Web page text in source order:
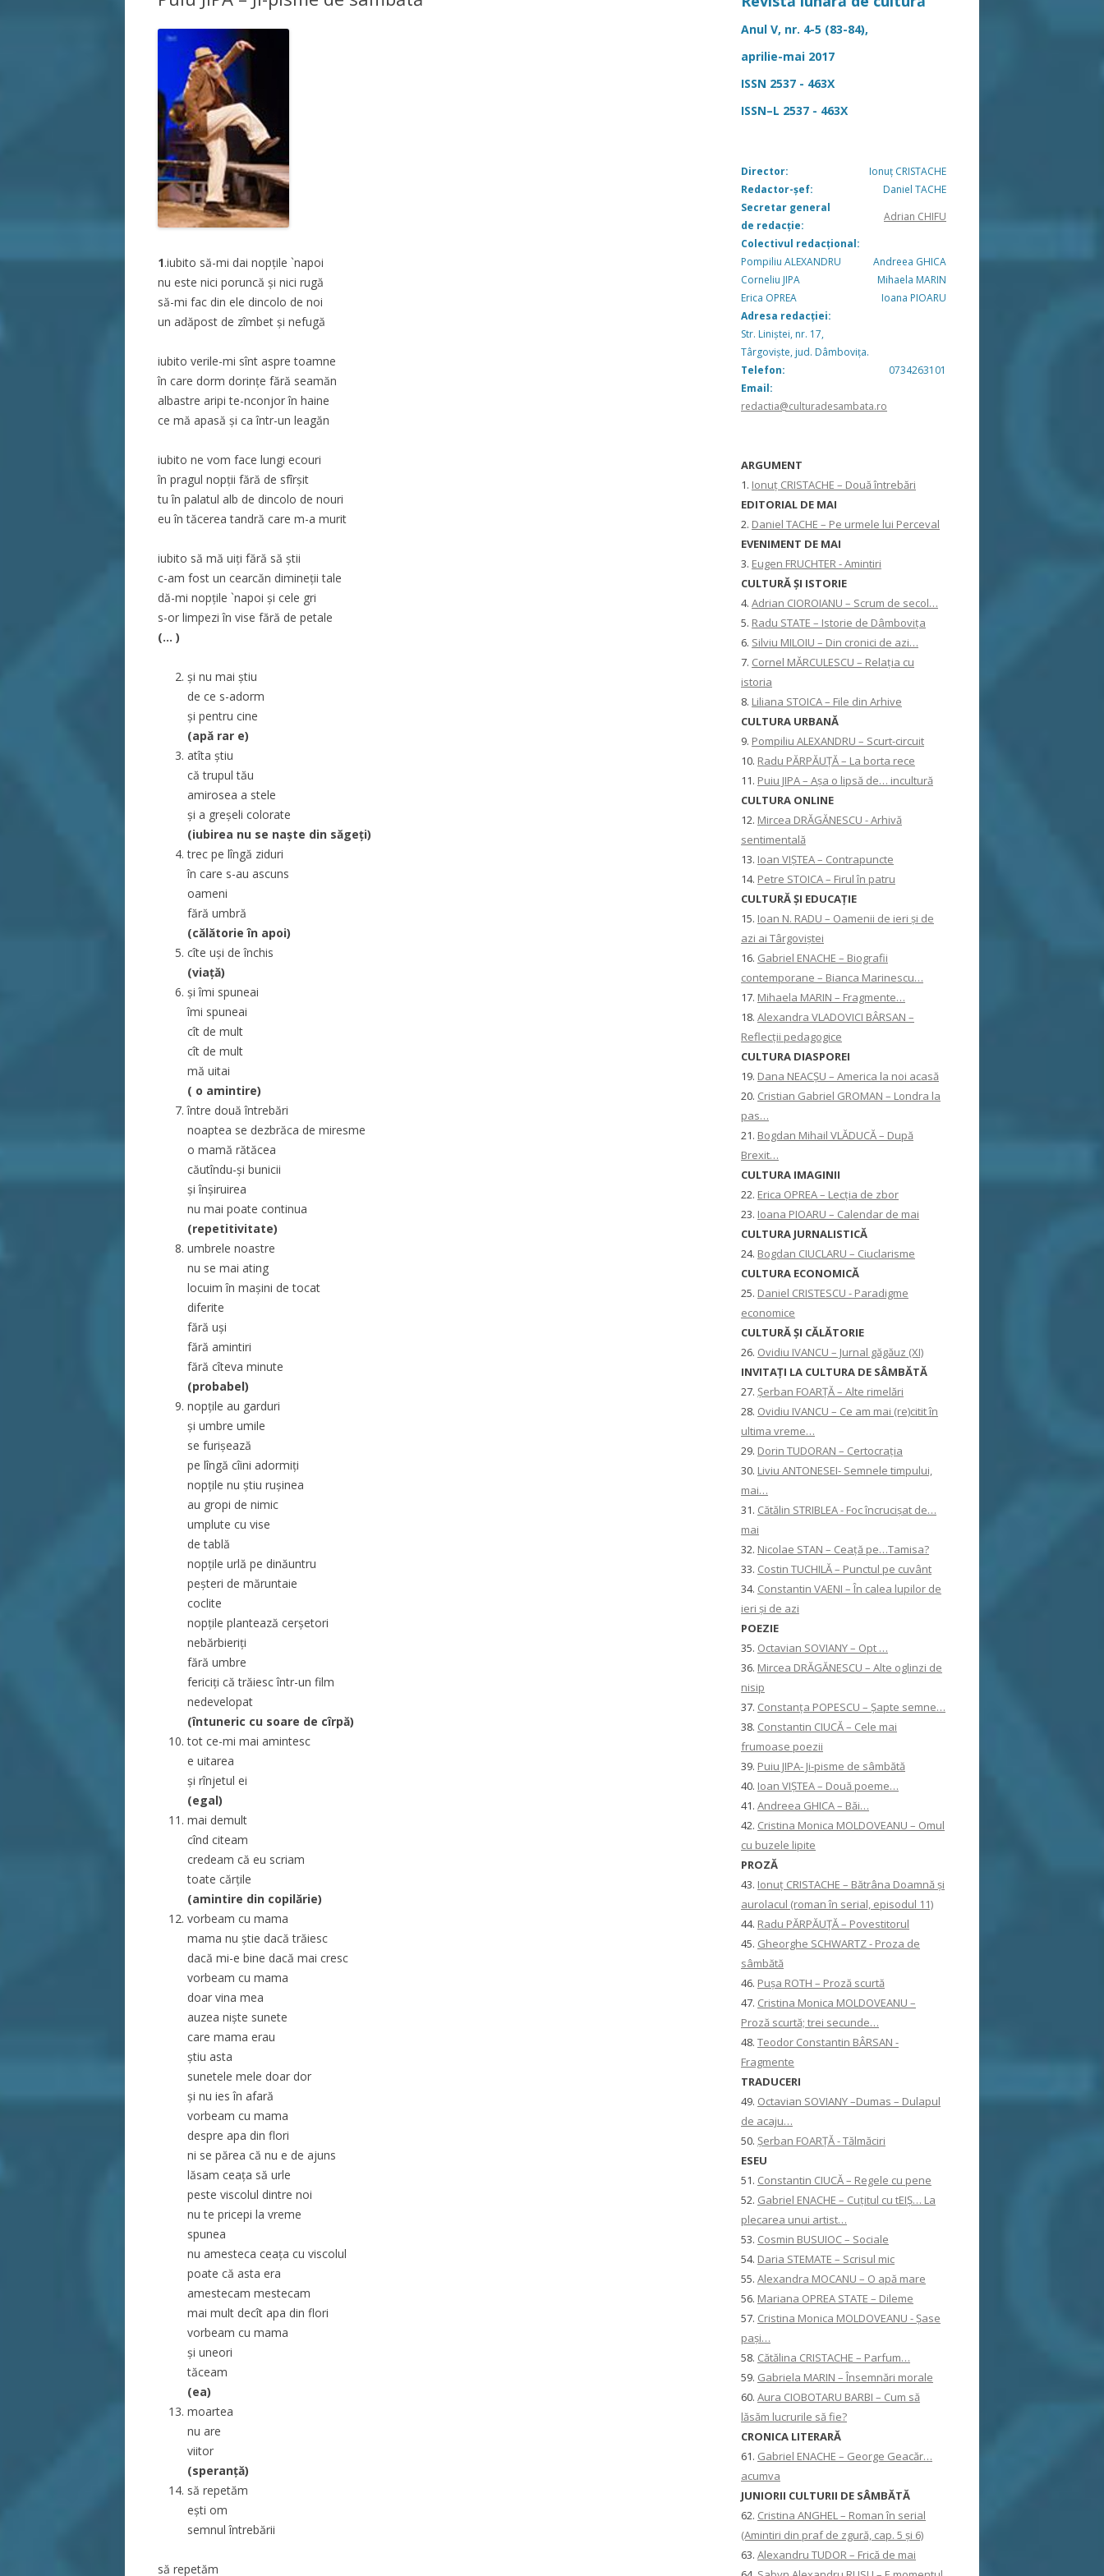
1.iubito să-mi dai nopțile `napoi
nu este nici poruncă și nici rugă
să-mi fac din ele dincolo de noi
un adăpost de zîmbet și nefugă
iubito verile-mi sînt aspre toamne
în care dorm dorințe fără seamăn
albastre aripi te-nconjor în haine
ce mă apasă și ca într-un leagăn
iubito ne vom face lungi ecouri
în pragul nopții fără de sfîrșit
tu în palatul alb de dincolo de nouri
eu în tăcerea tandră care m-a murit
iubito să mă uiți fără să știi
c-am fost un cearcăn dimineții tale
dă-mi nopțile `napoi și cele gri
s-or limpezi în vise fără de petale
(… )
și nu mai știu
de ce s-adorm
și pentru cine
(apă rar e)
atîta știu
că trupul tău
amirosea a stele
și a greșeli colorate
(iubirea nu se naște din săgeți)
trec pe lîngă ziduri
în care s-au ascuns
oameni
fără umbră
(călătorie în apoi)
cîte uși de închis
(viață)
și îmi spuneai
îmi spuneai
cît de mult
cît de mult
mă uitai
( o amintire)
între două întrebări
noaptea se dezbrăca de miresme
o mamă rătăcea
căutîndu-și bunicii
și înșiruirea
nu mai poate continua
(repetitivitate)
umbrele noastre
nu se mai ating
locuim în mașini de tocat
diferite
fără uși
fără amintiri
fără cîteva minute
(probabel)
nopțile au garduri
și umbre umile
se furișează
pe lîngă cîini adormiți
nopțile nu știu rușinea
au gropi de nimic
umplute cu vise
de tablă
nopțile urlă pe dinăuntru
peșteri de măruntaie
coclite
nopțile plantează cerșetori
nebărbieriți
fără umbre
fericiți că trăiesc într-un film
nedevelopat
(întuneric cu soare de cîrpă)
tot ce-mi mai amintesc
e uitarea
și rînjetul ei
(egal)
mai demult
cînd citeam
credeam că eu scriam
toate cărțile
(amintire din copilărie)
vorbeam cu mama
mama nu știe dacă trăiesc
dacă mi-e bine dacă mai cresc
vorbeam cu mama
doar vina mea
auzea niște sunete
care mama erau
știu asta
sunetele mele doar dor
și nu ies în afară
vorbeam cu mama
despre apa din flori
ni se părea că nu e de ajuns
lăsam ceața să urle
peste viscolul dintre noi
nu te pricepi la vreme
spunea
nu amesteca ceața cu viscolul
poate că asta era
amestecam mestecam
mai mult decît apa din flori
vorbeam cu mama
și uneori
tăceam
(ea)
moartea
nu are
viitor
(speranță)
să repetăm
ești om
semnul întrebării
să repetăm
Anul V, nr. 4-5 (83-84),
aprilie-mai 2017
ISSN 2537 - 463X
ISSN–L 2537 - 463X
Director:
Ionuț CRISTACHE
Redactor-șef:
Daniel TACHE
Secretar general
de redacție:
Adrian CHIFU
Colectivul redacțional:
Pompiliu ALEXANDRU
Andreea GHICA
Corneliu JIPA
Mihaela MARIN
Erica OPREA
Ioana PIOARU
Adresa redacției:
Str. Liniștei, nr. 17,
Târgoviște, jud. Dâmbovița.
Telefon:
0734263101
Email:
redactia@culturadesambata.ro
ARGUMENT
1. Ionuț CRISTACHE – Două întrebări
EDITORIAL DE MAI
2. Daniel TACHE – Pe urmele lui Perceval
EVENIMENT DE MAI
3. Eugen FRUCHTER - Amintiri
CULTURĂ ŞI ISTORIE
4. Adrian CIOROIANU – Scrum de secol…
5. Radu STATE – Istorie de Dâmbovița
6. Silviu MILOIU – Din cronici de azi…
7. Cornel MĂRCULESCU – Relația cu
istoria
8. Liliana STOICA – File din Arhive
CULTURA URBANĂ
9. Pompiliu ALEXANDRU – Scurt-circuit
10. Radu PĂRPĂUȚĂ – La borta rece
11. Puiu JIPA – Așa o lipsă de… incultură
CULTURA ONLINE
12. Mircea DRĂGĂNESCU - Arhivă
sentimentală
13. Ioan VIȘTEA – Contrapuncte
14. Petre STOICA – Firul în patru
CULTURĂ ŞI EDUCAŢIE
15. Ioan N. RADU – Oamenii de ieri și de
azi ai Târgoviștei
16. Gabriel ENACHE – Biografii
contemporane – Bianca Marinescu…
17. Mihaela MARIN – Fragmente…
18. Alexandra VLADOVICI BÂRSAN –
Reflecții pedagogice
CULTURA DIASPOREI
19. Dana NEACȘU – America la noi acasă
20. Cristian Gabriel GROMAN – Londra la
pas…
21. Bogdan Mihail VLĂDUCĂ – După
Brexit…
CULTURA IMAGINII
22. Erica OPREA – Lecția de zbor
23. Ioana PIOARU – Calendar de mai
CULTURA JURNALISTICĂ
24. Bogdan CIUCLARU – Ciuclarisme
CULTURA ECONOMICĂ
25. Daniel CRISTESCU - Paradigme
economice
CULTURĂ ȘI CĂLĂTORIE
26. Ovidiu IVANCU – Jurnal găgăuz (XI)
INVITAŢI LA CULTURA DE SÂMBĂTĂ
27. Șerban FOARȚĂ – Alte rimelări
28. Ovidiu IVANCU – Ce am mai (re)citit în
ultima vreme…
29. Dorin TUDORAN – Certocrația
30. Liviu ANTONESEI- Semnele timpului,
mai…
31. Cătălin STRIBLEA - Foc încrucișat de…
mai
32. Nicolae STAN – Ceață pe…Tamisa?
33. Costin TUCHILĂ – Punctul pe cuvânt
34. Constantin VAENI – În calea lupilor de
ieri și de azi
POEZIE
35. Octavian SOVIANY – Opt …
36. Mircea DRĂGĂNESCU – Alte oglinzi de
nisip
37. Constanţa POPESCU – Șapte semne…
38. Constantin CIUCĂ – Cele mai
frumoase poezii
39. Puiu JIPA- Ji-pisme de sâmbătă
40. Ioan VIȘTEA – Două poeme…
41. Andreea GHICA – Băi…
42. Cristina Monica MOLDOVEANU – Omul
cu buzele lipite
PROZĂ
43. Ionuţ CRISTACHE – Bătrâna Doamnă și
aurolacul (roman în serial, episodul 11)
44. Radu PĂRPĂUȚĂ – Povestitorul
45. Gheorghe SCHWARTZ - Proza de
sâmbătă
46. Pușa ROTH – Proză scurtă
47. Cristina Monica MOLDOVEANU –
Proză scurtă; trei secunde…
48. Teodor Constantin BÂRSAN -
Fragmente
TRADUCERI
49. Octavian SOVIANY –Dumas – Dulapul
de acaju…
50. Șerban FOARȚĂ - Tălmăciri
ESEU
51. Constantin CIUCĂ – Regele cu pene
52. Gabriel ENACHE – Cuțitul cu tEIȘ… La
plecarea unui artist…
53. Cosmin BUSUIOC – Sociale
54. Daria STEMATE – Scrisul mic
55. Alexandra MOCANU – O apă mare
56. Mariana OPREA STATE – Dileme
57. Cristina Monica MOLDOVEANU - Șase
pași…
58. Cătălina CRISTACHE – Parfum…
59. Gabriela MARIN – Însemnări morale
60. Aura CIOBOTARU BARBI – Cum să
lăsăm lucrurile să fie?
CRONICA LITERARĂ
61. Gabriel ENACHE – George Geacăr…
acumva
JUNIORII CULTURII DE SÂMBĂTĂ
62. Cristina ANGHEL – Roman în serial
(Amintiri din praf de zgură, cap. 5 și 6)
63. Alexandru TUDOR – Frică de mai